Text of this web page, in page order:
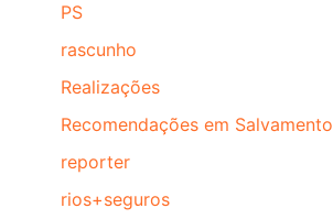
PS
rascunho
Realizações
Recomendações em Salvamento
reporter
rios+seguros